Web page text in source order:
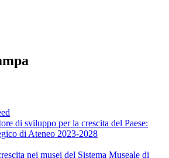
di sviluppo per la crescita del Paese:
di Ateneo 2023-2028
nei musei del Sistema Museale di